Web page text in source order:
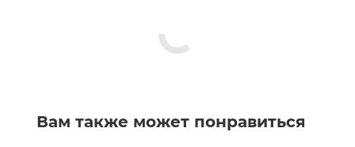
Вам также может понравиться